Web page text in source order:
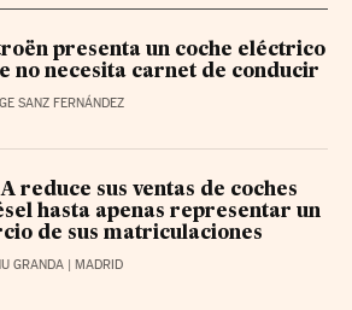
presenta un coche eléctrico
no necesita carnet de conducir
SANZ FERNÁNDEZ
reduce sus ventas de coches
hasta apenas representar un
de sus matriculaciones
GRANDA | MADRID